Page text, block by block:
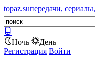
topaz.suпередачи,
Ночь
День
Регистрация Войти